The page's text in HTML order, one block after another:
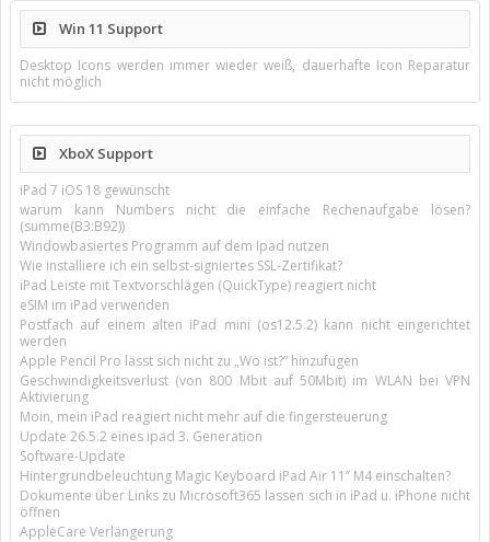
Win 11 Support
Desktop Icons werden immer wieder weiß, dauerhafte Icon Reparatur
nicht möglich
XboX Support
iPad 7 iOS 18 gewünscht
warum kann Numbers nicht die einfache Rechenaufgabe lösen?
(summe(B3:B92))
Windowbasiertes Programm auf dem Ipad nutzen
Wie installiere ich ein selbst-signiertes SSL-Zertifikat?
iPad Leiste mit Textvorschlägen (QuickType) reagiert nicht
eSIM im iPad verwenden
Postfach auf einem alten iPad mini (os12.5.2) kann nicht eingerichtet
werden
Apple Pencil Pro lässt sich nicht zu „Wo ist?“ hinzufügen
Geschwindigkeitsverlust (von 800 Mbit auf 50Mbit) im WLAN bei VPN
Aktivierung
Moin, mein iPad reagiert nicht mehr auf die fingersteuerung
Update 26.5.2 eines ipad 3. Generation
Software-Update
Hintergrundbeleuchtung Magic Keyboard iPad Air 11’’ M4 einschalten?
Dokumente über Links zu Microsoft365 lassen sich in iPad u. iPhone nicht
öffnen
AppleCare Verlängerung